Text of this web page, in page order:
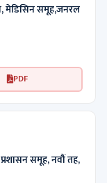
मेडिसिन समूह,जनरल
PDF
समूह, नवौं तह,